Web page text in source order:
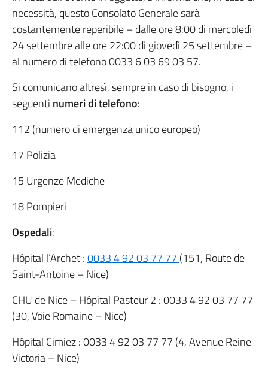
necessità, questo Consolato Generale sarà
costantemente reperibile – dalle ore 8:00 di mercoledì
24 settembre alle ore 22:00 di giovedì 25 settembre –
al numero di telefono 0033 6 03 69 03 57.
Si comunicano altresì, sempre in caso di bisogno, i
seguenti numeri di telefono:
112 (numero di emergenza unico europeo)
17 Polizia
15 Urgenze Mediche
18 Pompieri
Ospedali:
Hôpital l’Archet :0033 4 92 03 77 77 (151, Route de
Saint-Antoine – Nice)
CHU de Nice – Hôpital Pasteur 2 : 0033 4 92 03 77 77
(30, Voie Romaine – Nice)
Hôpital Cimiez : 0033 4 92 03 77 77 (4, Avenue Reine
Victoria – Nice)